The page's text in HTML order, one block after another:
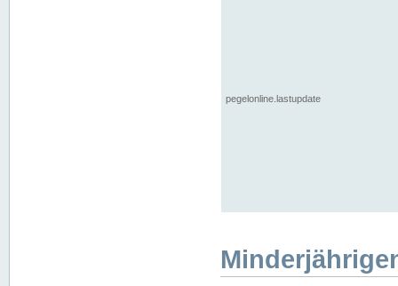
pegelonline.lastupdate